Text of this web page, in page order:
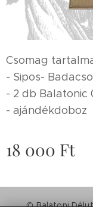
Csomag
- Sipos-
- 2 db Balatonic
- ajándékdoboz
18 000 Ft